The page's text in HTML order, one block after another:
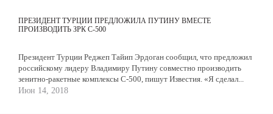
ПРЕЗИДЕНТ ТУРЦИИ ПРЕДЛОЖИЛА ПУТИНУ ВМЕСТЕ
ПРОИЗВОДИТЬ ЗРК С-500
Президент Турции Реджеп Тайип Эрдоган сообщил, что предложил
российскому лидеру Владимиру Путину совместно производить
зенитно-ракетные комплексы С-500, пишут Известия. «Я сделал...
Июн 14, 2018